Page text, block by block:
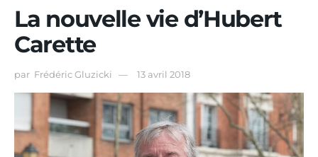
La nouvelle vie d’Hubert
Carette
par Frédéric Gluzicki 13 avril 2018